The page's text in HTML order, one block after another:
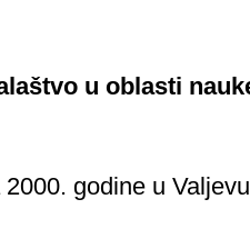
u oblasti
godine u